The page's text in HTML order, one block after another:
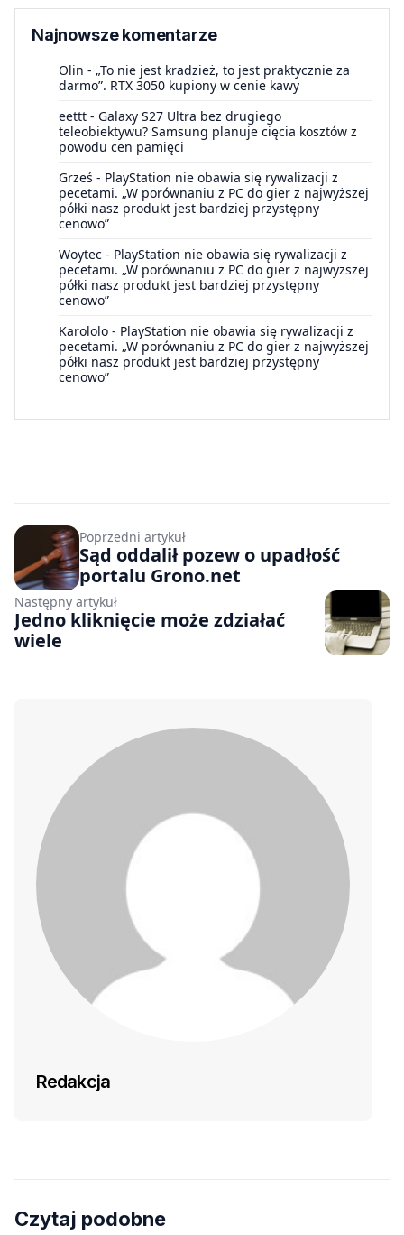
Najnowsze komentarze
Olin - „To nie jest kradzież, to jest praktycznie za
darmo”. RTX 3050 kupiony w cenie kawy
eettt - Galaxy S27 Ultra bez drugiego
teleobiektywu? Samsung planuje cięcia kosztów z
powodu cen pamięci
Grześ - PlayStation nie obawia się rywalizacji z
pecetami. „W porównaniu z PC do gier z najwyższej
półki nasz produkt jest bardziej przystępny
cenowo”
Woytec - PlayStation nie obawia się rywalizacji z
pecetami. „W porównaniu z PC do gier z najwyższej
półki nasz produkt jest bardziej przystępny
cenowo”
Karololo - PlayStation nie obawia się rywalizacji z
pecetami. „W porównaniu z PC do gier z najwyższej
półki nasz produkt jest bardziej przystępny
cenowo”
Poprzedni artykuł
Sąd oddalił pozew o upadłość
portalu Grono.net
Następny artykuł
Jedno kliknięcie może zdziałać
wiele
Redakcja
Czytaj podobne